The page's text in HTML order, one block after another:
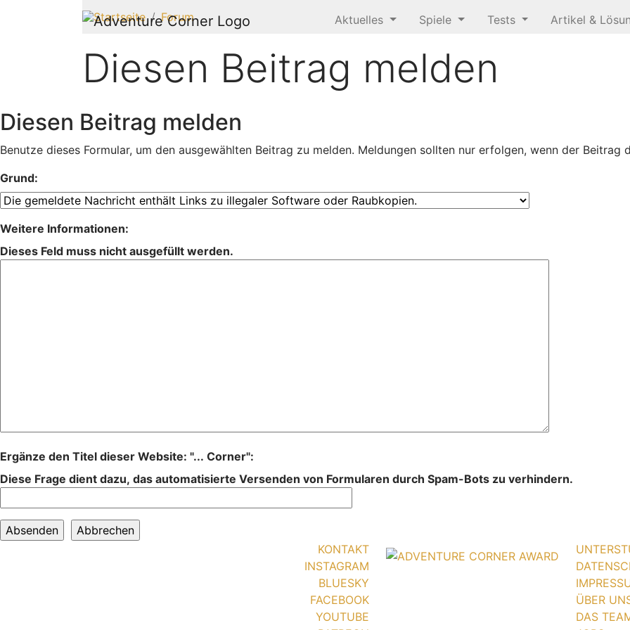
Aktuelles Spiele Tests Artikel &
Startseite Forum
Diesen Beitrag melden
Diesen Beitrag melden
Benutze dieses Formular, um den ausgewählten Beitrag zu melden. Meldungen sollten nur erfolgen, wenn der Beitrag
Grund:
Weitere Informationen:
Dieses Feld muss nicht ausgefüllt werden.
Ergänze den Titel dieser Website: "... Corner":
Diese Frage dient dazu, das automatisierte Versenden von Formularen durch Spam-Bots zu verhindern.
KONTAKT
INSTAGRAM
BLUESKY
FACEBOOK
YOUTUBE
ÜBER
DAS